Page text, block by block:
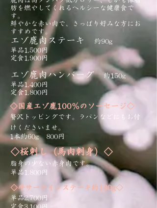
肪を燃やしてくれるヘルシーな健康食で
す。
鮮やかな赤い肉で、さっぱり好みな方にお
すすめです。
エゾ鹿肉ステーキ
約90g
単品1,500円
定食1,900円
エゾ鹿肉ハンバーグ約150g
単品1,400円
定食1,800円
◇国産エゾ鹿100％のソーセージ◇
贅沢トッピングです。ラパンなどにもお付
けくださいませ。
1本約60g 800円
◇桜刺し（馬肉刺身）◇
脂身の少ない赤身肉です。
単品1,800円
◇牛サーロインステーキ約180g◇
単品2,700円
定食3,100円